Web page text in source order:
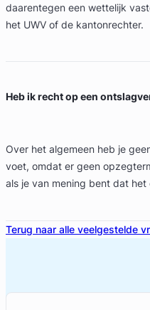
daarentegen een wettelijk
het UWV of de kantonrechter.
Heb ik recht op een
Over het algemeen heb je
voet, omdat er geen
als je van mening bent dat
Terug naar alle veelgestelde